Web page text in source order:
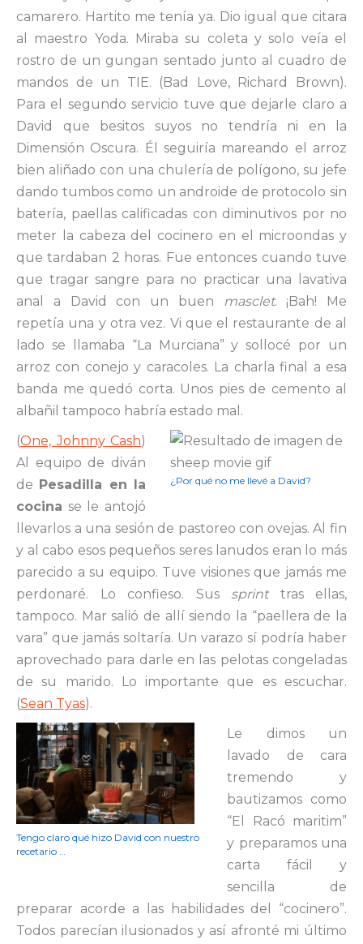
camarero. Hartito me tenía ya. Dio igual que citara
al maestro Yoda. Miraba su coleta y solo veía el
rostro de un gungan sentado junto al cuadro de
mandos de un TIE. (Bad Love, Richard Brown).
Para el segundo servicio tuve que dejarle claro a
David que besitos suyos no tendría ni en la
Dimensión Oscura. Él seguiría mareando el arroz
bien aliñado con una chulería de polígono, su jefe
dando tumbos como un androide de protocolo sin
batería, paellas calificadas con diminutivos por no
meter la cabeza del cocinero en el microondas y
que tardaban 2 horas. Fue entonces cuando tuve
que tragar sangre para no practicar una lavativa
anal a David con un buen masclet. ¡Bah! Me
repetía una y otra vez. Vi que el restaurante de al
lado se llamaba “La Murciana” y sollocé por un
arroz con conejo y caracoles. La charla final a esa
banda me quedó corta. Unos pies de cemento al
albañil tampoco habría estado mal.
¿Por qué no me llevé a David?
(One, Johnny Cash)
Al equipo de diván
de Pesadilla en la
cocina se le antojó
llevarlos a una sesión de pastoreo con ovejas. Al fin
y al cabo esos pequeños seres lanudos eran lo más
parecido a su equipo. Tuve visiones que jamás me
perdonaré. Lo confieso. Sus sprinttras ellas,
tampoco. Mar salió de allí siendo la “paellera de la
vara” que jamás soltaría. Un varazo sí podría haber
aprovechado para darle en las pelotas congeladas
de su marido. Lo importante que es escuchar.
(Sean Tyas).
Tengo claro qué hizo David con nuestro
recetario …
Le dimos un
lavado de cara
tremendo y
bautizamos como
“El Racó maritim”
y preparamos una
carta fácil y
sencilla de
preparar acorde a las habilidades del “cocinero”.
Todos parecían ilusionados y así afronté mi último